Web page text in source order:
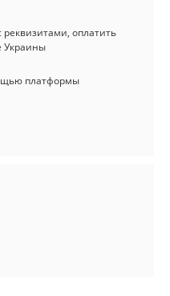
оплатить
Украины
платформы